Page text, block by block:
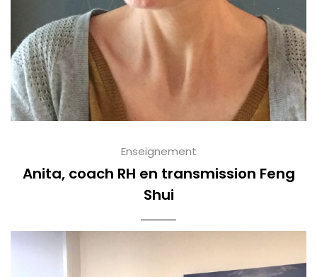
Enseignement
Anita, coach RH en transmission Feng
Shui